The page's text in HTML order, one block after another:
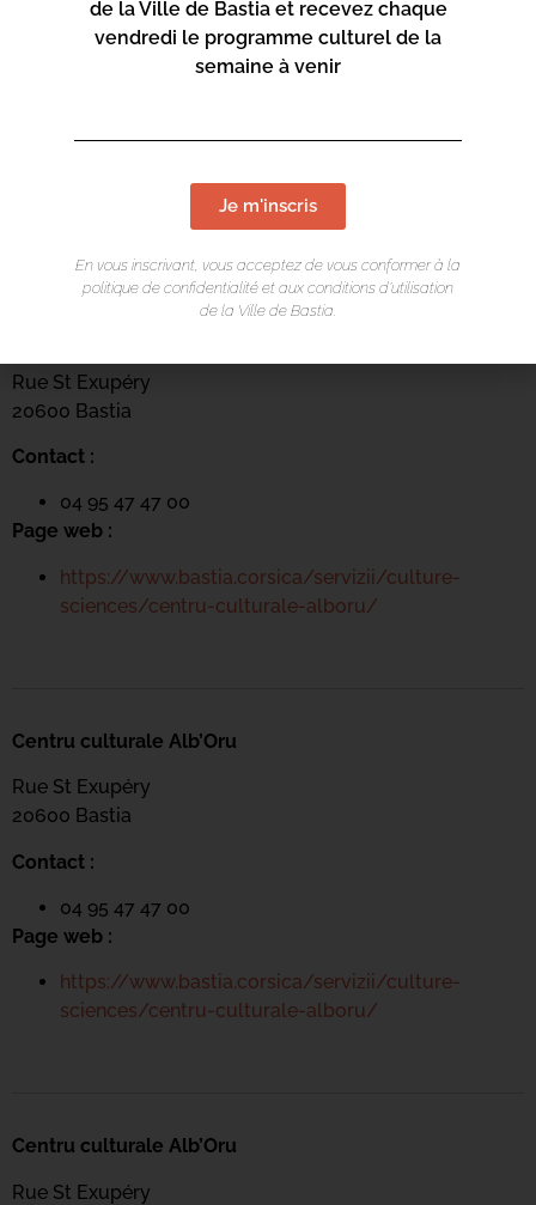
20600 Bastia
sciences/centru-culturale-alboru/
Rue St Exupéry
20600 Bastia
Contact :
04 95 47 47 00
Page web :
https://www.bastia.corsica/servizii/culture-
sciences/centru-culturale-alboru/
Centru culturale Alb’Oru
Rue St Exupéry
20600 Bastia
Contact :
04 95 47 47 00
Page web :
https://www.bastia.corsica/servizii/culture-
sciences/centru-culturale-alboru/
Centru culturale Alb’Oru
Rue St Exupéry
de la Ville de Bastia et recevez chaque
vendredi le programme culturel de la
semaine à venir
Je m'inscris
En vous inscrivant, vous acceptez de vous conformer à la
politique de confidentialité et aux conditions d’utilisation
de la Ville de Bastia.